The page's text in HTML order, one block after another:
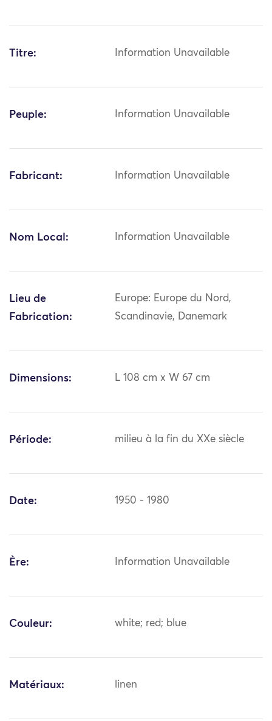
Titre: Information Unavailable
Peuple: Information Unavailable
Fabricant: Information Unavailable
Nom Local: Information Unavailable
Lieu de
Fabrication:
Europe: Europe du Nord,
Scandinavie, Danemark
Dimensions: L 108 cm x W 67 cm
Période: milieu à la fin du XXe siècle
Date: 1950 - 1980
Ère: Information Unavailable
Couleur: white; red; blue
Matériaux: linen